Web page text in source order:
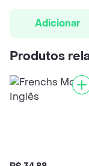
Adicionar
Produtos